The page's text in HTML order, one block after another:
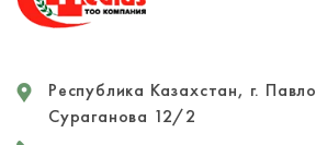
Республика Казахстан, г.
Сураганова 12/2